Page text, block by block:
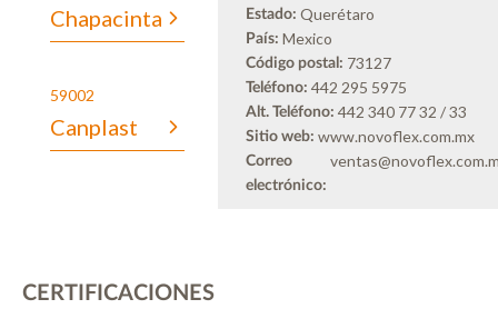
Chapacinta
59002
Canplast
Estado: Querétaro
País: Mexico
Código postal: 73127
Teléfono: 442 295 5975
Alt. Teléfono: 442 340 77 32 / 33
Sitio web: www.novoflex.com.mx
Correo
electrónico:
CERTIFICACIONES